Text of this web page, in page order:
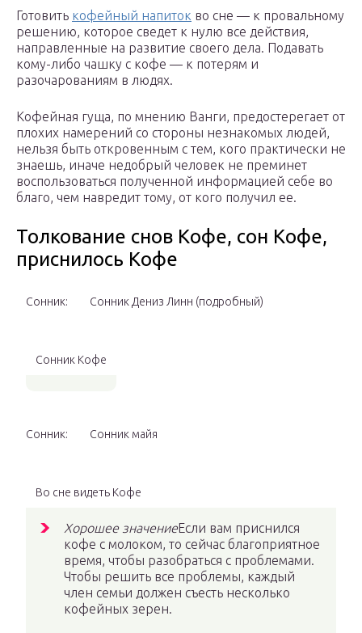
Готовить кофейный напиток во сне — к провальному
решению, которое сведет к нулю все действия,
направленные на развитие своего дела. Подавать
кому-либо чашку с кофе — к потерям и
разочарованиям в людях.
Кофейная гуща, по мнению Ванги, предостерегает от
плохих намерений со стороны незнакомых людей,
нельзя быть откровенным с тем, кого практически не
знаешь, иначе недобрый человек не преминет
воспользоваться полученной информацией себе во
благо, чем навредит тому, от кого получил ее.
Толкование снов Кофе, сон Кофе,
приснилось Кофе
Сонник: Сонник Дениз Линн (подробный)
Сонник Кофе
Сонник: Сонник майя
Во сне видеть Кофе
Хорошее значениеЕсли вам приснился
кофе с молоком, то сейчас благоприятное
время, чтобы разобраться с проблемами.
Чтобы решить все проблемы, каждый
член семьи должен съесть несколько
кофейных зерен.